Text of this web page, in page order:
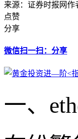
来源：证券时报网作
点赞
分享
微信扫一扫：分享
一、